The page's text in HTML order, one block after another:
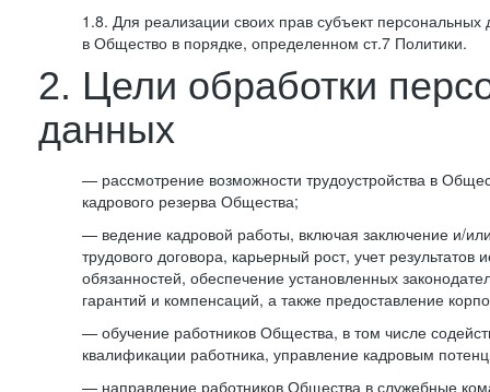
1.8. Для реализации своих прав субъект
в Общество в порядке, определенном ст.7 Политики.
2. Цели обработки
данных
— рассмотрение возможности трудоустройства в
кадрового резерва Общества;
— ведение кадровой работы, включая заключение и/
трудового договора, карьерный рост, учет
обязанностей, обеспечение установленных
гарантий и компенсаций, а также предоставление
— обучение работников Общества, в том числе
квалификации работника, управление кадровым
— направление работников Общества в служебные